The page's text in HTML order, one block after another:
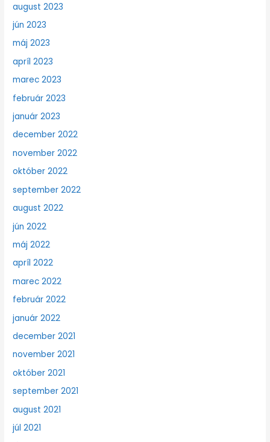
august 2023
jún 2023
máj 2023
apríl 2023
marec 2023
február 2023
január 2023
december 2022
november 2022
október 2022
september 2022
august 2022
jún 2022
máj 2022
apríl 2022
marec 2022
február 2022
január 2022
december 2021
november 2021
október 2021
september 2021
august 2021
júl 2021